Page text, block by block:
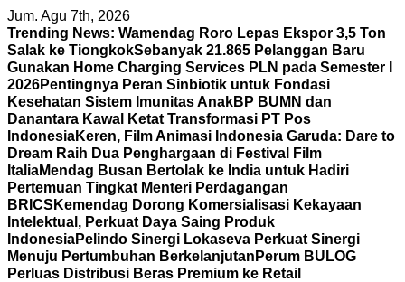
Skip
to
content
Jum. Agu 7th, 2026
Trending News: Wamendag Roro Lepas Ekspor 3,5 Ton
Salak ke TiongkokSebanyak 21.865 Pelanggan Baru
Gunakan Home Charging Services PLN pada Semester I
2026Pentingnya Peran Sinbiotik untuk Fondasi
Kesehatan Sistem Imunitas AnakBP BUMN dan
Danantara Kawal Ketat Transformasi PT Pos
IndonesiaKeren, Film Animasi Indonesia Garuda: Dare to
Dream Raih Dua Penghargaan di Festival Film
ItaliaMendag Busan Bertolak ke India untuk Hadiri
Pertemuan Tingkat Menteri Perdagangan
BRICS Kemendag Dorong Komersialisasi Kekayaan
Intelektual, Perkuat Daya Saing Produk
IndonesiaPelindo Sinergi Lokaseva Perkuat Sinergi
Menuju Pertumbuhan Berkelanjutan Perum BULOG
Perluas Distribusi Beras Premium ke Retail